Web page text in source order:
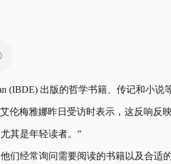
(IBDE) 出版的哲学书籍、传记和小
伦梅雅娜昨日受访时表示，这反响反
其是年轻读者。”
们经常询问需要阅读的书籍以及合适